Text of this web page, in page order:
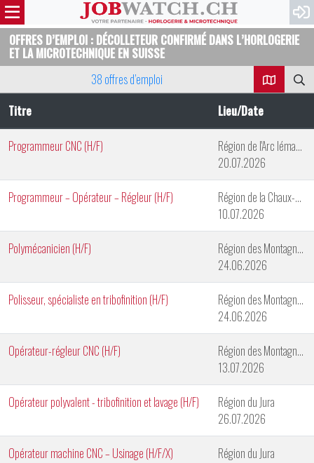
OFFRES D’EMPLOI : DÉCOLLETEUR CONFIRMÉ DANS L’HORLOGERIE
ET LA MICROTECHNIQUE EN SUISSE
38 offres d’emploi
Titre
Lieu/Date
Programmeur CNC (H/F)
Région de l'Arc lémanique
20.07.2026
Programmeur – Opérateur – Régleur (H/F)
Région de la Chaux-de-Fonds
10.07.2026
Polymécanicien (H/F)
Région des Montagnes neuchâteloises
24.06.2026
Polisseur, spécialiste en tribofinition (H/F)
Région des Montagnes Neuchâteloises
24.06.2026
Opérateur-régleur CNC (H/F)
Région des Montagnes Neuchâteloises
13.07.2026
Opérateur polyvalent - tribofinition et lavage (H/F)
Région du Jura
26.07.2026
Opérateur machine CNC – Usinage (H/F/X)
Région du Jura